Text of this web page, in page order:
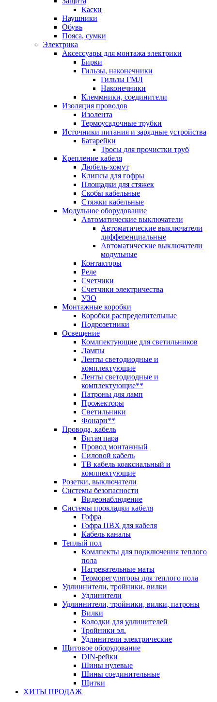
Каски
Наушники
Обувь
Пояса, сумки
Электрика
Аксессуары для монтажа электрики
Бирки
Гильзы, наконечники
Гильзы ГМЛ
Наконечники
Клеммники, соединители
Изоляция проводов
Изолента
Термоусадочные трубки
Источники питания и зарядные устройства
Батарейки
Тросы для прочистки труб
Крепление кабеля
Дюбель-хомут
Клипсы для гофры
Площадки для стяжек
Скобы кабельные
Стяжки кабельные
Модульное оборудование
Автоматические выключатели
Автоматические выключатели
дифференциальные
Автоматические выключатели
модульные
Контакторы
Реле
Счетчики
Счетчики электричества
УЗО
Монтажные коробки
Коробки распределительные
Подрозетники
Освещение
Комлпектующие для светильников
Лампы
Ленты светодиодные и
комплектующие
Ленты светодиодные и
комплектующие**
Патроны для ламп
Прожекторы
Светильники
Фонари**
Провода, кабель
Витая пара
Провод монтажный
Силовой кабель
ТВ кабель коаксиальный и
комлпектующие
Розетки, выключатели
Системы безопасности
Видеонаблюдение
Системы прокладки кабеля
Гофра
Гофра ПВХ для кабеля
Кабель каналы
Теплый пол
Комлпекты для подключения теплого
пола
Нагревательные маты
Терморегуляторы для теплого пола
Удлиннители, тройники, вилки
Удлинители
Удлиннители, тройники, вилки, патроны
Вилки
Колодки для удлинителей
Тройники эл.
Удлинители электрические
Щитовое оборудование
DIN-рейки
Шины нулевые
Шины соединительные
Щитки
ХИТЫ ПРОДАЖ